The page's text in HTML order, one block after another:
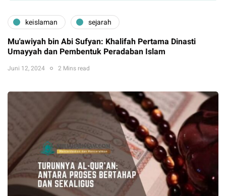
keislaman sejarah
Mu'awiyah bin Abi Sufyan: Khalifah Pertama Dinasti
Umayyah dan Pembentuk Peradaban Islam
Juni 12, 2024 2 Mins read